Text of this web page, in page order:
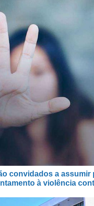
convidados a assumir
à violência